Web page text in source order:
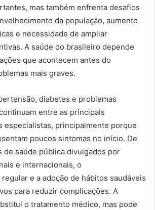
mas também enfrenta desafios
da população, aumento
e necessidade de ampliar
A saúde do brasileiro depende
que acontecem antes do
mais graves.
diabetes e problemas
entre as principais
especialistas, principalmente porque
poucos sintomas no início. De
de saúde pública divulgados por
e internacionais, o
e a adoção de hábitos saudáveis
para reduzir complicações. A
o tratamento médico, mas pode